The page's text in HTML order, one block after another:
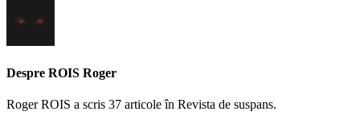
Despre ROIS Roger
Roger ROIS a scris 37 articole în Revista de suspans.